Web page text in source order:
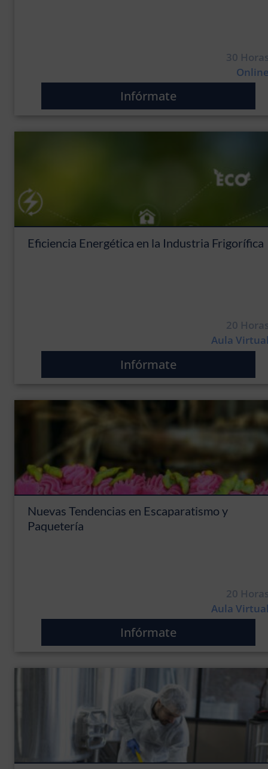
30
Infórmate
Eficiencia Energética en la Industria Frigorífica
20
Aula
Infórmate
Nuevas Tendencias en Escaparatismo y
Paquetería
20
Aula
Infórmate